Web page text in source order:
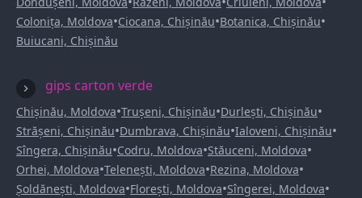
Colonița, Moldova•Ciocana, Chișinău•Botanica, Chișinău•
Buiucani, Chișinău
gips carton verde
Chișinău, Moldova•Trușeni, Chișinău•Durlești, Chișinău•
Strășeni, Chișinău•Dumbrava, Chișinău•Ialoveni, Chișinău•
Sîngera, Chișinău•Codru, Moldova•Stăuceni, Moldova•
Orhei, Moldova•Telenești, Moldova•Rezina, Moldova•
Șoldănești, Moldova•Florești, Moldova•Sîngerei, Moldova•